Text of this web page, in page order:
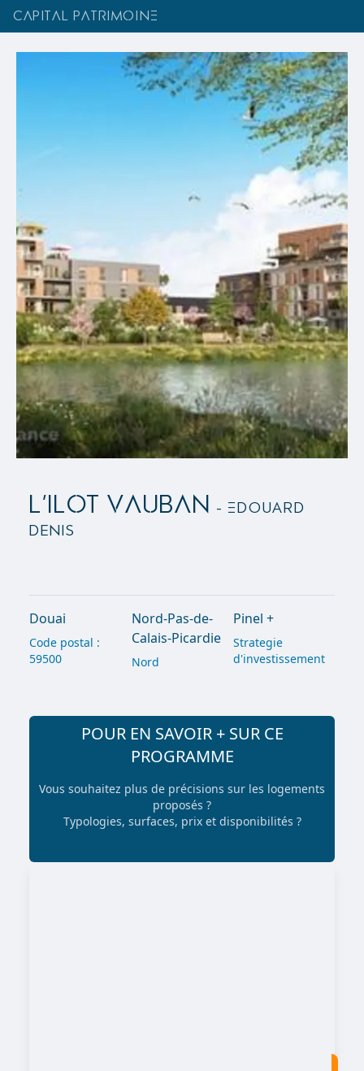
CAPITAL PATRIMOINE
L'ILOT VAUBAN
- Edouard
Denis
Douai
Code postal :
59500
Nord-Pas-de-
Calais-Picardie
Nord
Pinel +
Strategie
d'investissement
POUR EN SAVOIR + SUR CE
PROGRAMME
Vous souhaitez plus de précisions sur les logements
proposés ?
Typologies, surfaces, prix et disponibilités ?